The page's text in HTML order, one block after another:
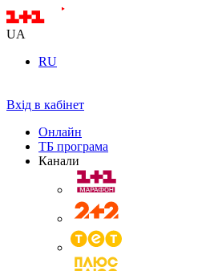
UA
RU
Вхід в кабінет
Онлайн
ТБ програма
Канали